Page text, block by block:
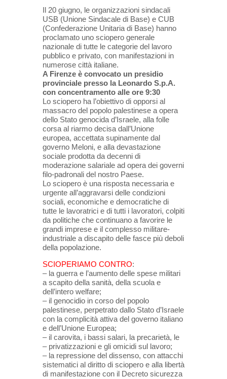
Il 20 giugno, le organizzazioni sindacali
USB (Unione Sindacale di Base) e CUB
(Confederazione Unitaria di Base) hanno
proclamato uno sciopero generale
nazionale di tutte le categorie del lavoro
pubblico e privato, con manifestazioni in
numerose città italiane.
A Firenze è convocato un presidio
provinciale presso la Leonardo S.p.A.
con concentramento alle ore 9:30
Lo sciopero ha l’obiettivo di opporsi al
massacro del popolo palestinese a opera
dello Stato genocida d’Israele, alla folle
corsa al riarmo decisa dall’Unione
europea, accettata supinamente dal
governo Meloni, e alla devastazione
sociale prodotta da decenni di
moderazione salariale ad opera dei governi
filo-padronali del nostro Paese.
Lo sciopero è una risposta necessaria e
urgente all’aggravarsi delle condizioni
sociali, economiche e democratiche di
tutte le lavoratrici e di tutti i lavoratori, colpiti
da politiche che continuano a favorire le
grandi imprese e il complesso militare-
industriale a discapito delle fasce più deboli
della popolazione.
SCIOPERIAMO CONTRO:
– la guerra e l’aumento delle spese militari
a scapito della sanità, della scuola e
dell’intero welfare;
– ⁠il genocidio in corso del popolo
palestinese, perpetrato dallo Stato d’Israele
con la complicità attiva del governo italiano
e dell’Unione Europea;
– ⁠il carovita, i bassi salari, la precarietà, le
– ⁠privatizzazioni e gli omicidi sul lavoro;
– ⁠la repressione del dissenso, con attacchi
sistematici al diritto di sciopero e alla libertà
di manifestazione con il Decreto sicurezza